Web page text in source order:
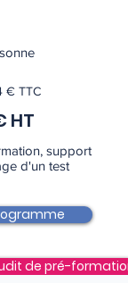
€ TTC
HT
support
d'un test
de pré-formation